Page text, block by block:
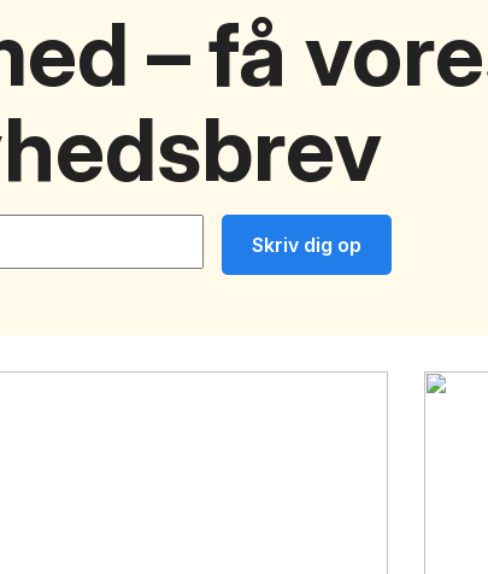
– få
Skriv dig op